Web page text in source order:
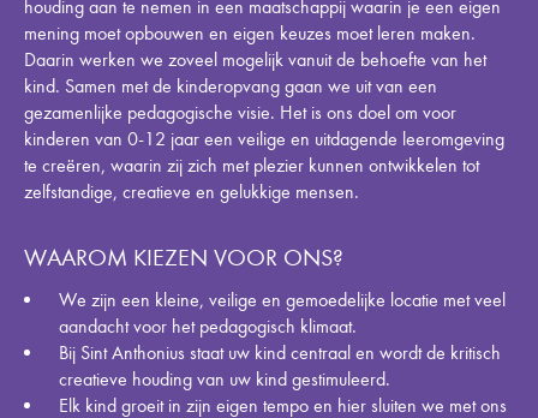
houding aan te nemen in een maatschappij waarin je een eigen
mening moet opbouwen en eigen keuzes moet leren maken.
Daarin werken we zoveel mogelijk vanuit de behoefte van het
kind. Samen met de kinderopvang gaan we uit van een
gezamenlijke pedagogische visie. Het is ons doel om voor
kinderen van 0-12 jaar een veilige en uitdagende leeromgeving
te creëren, waarin zij zich met plezier kunnen ontwikkelen tot
zelfstandige, creatieve en gelukkige mensen.
WAAROM KIEZEN VOOR ONS?
We zijn een kleine, veilige en gemoedelijke locatie met veel
aandacht voor het pedagogisch klimaat.
Bij Sint Anthonius staat uw kind centraal en wordt de kritisch
creatieve houding van uw kind gestimuleerd.
Elk kind groeit in zijn eigen tempo en hier sluiten we met ons